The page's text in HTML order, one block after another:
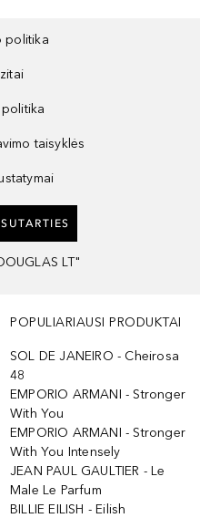
politika
taisyklės
LT"
POPULIARIAUSI PRODUKTAI
SOL DE JANEIRO - Cheirosa
48
EMPORIO ARMANI - Stronger
With You
EMPORIO ARMANI - Stronger
With You Intensely
JEAN PAUL GAULTIER - Le
Male Le Parfum
BILLIE EILISH - Eilish